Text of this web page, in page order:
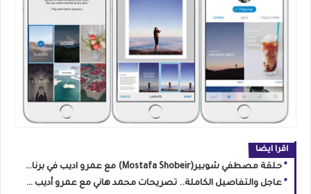
اقرا ايضا
حلقة مصطفي شوبير(Mostafa Shobeir) مع عمرو اديب في برنامج الحكاية بعد العودة من #كاس_العالم
عاجل والتفاصيل الكاملة.. تصريحات محمد هاني مع عمرو أديب عن فضيحة مباراة مصر والأرجنتين وكواليس المنتخب